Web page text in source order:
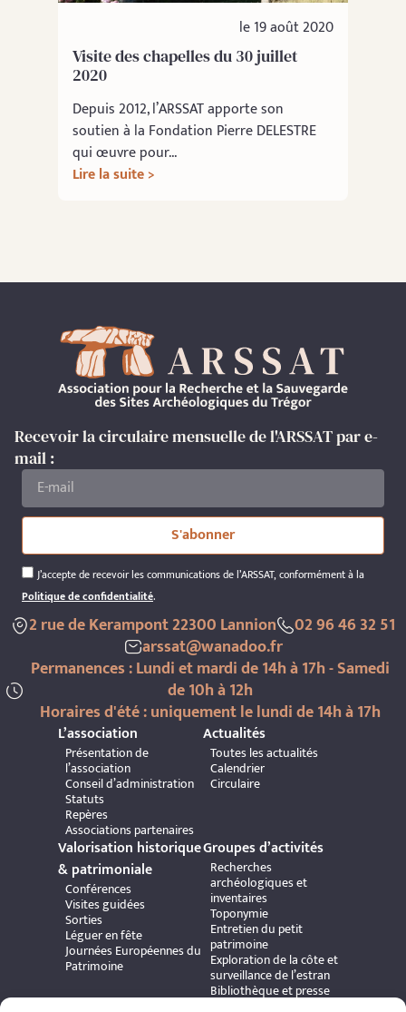
le 19 août 2020
Visite des chapelles du 30 juillet
2020
Depuis 2012, l’ARSSAT apporte son
soutien à la Fondation Pierre DELESTRE
qui œuvre pour...
Lire la suite >
Recevoir la circulaire mensuelle de l'ARSSAT par e-
mail :
J’accepte de recevoir les communications de l’ARSSAT, conformément à la
Politique de confidentialité.
S'abonner
2 rue de Kerampont 22300 Lannion
02 96 46 32 51
arssat@wanadoo.fr
Permanences : Lundi et mardi de 14h à 17h - Samedi
de 10h à 12h
Horaires d'été : uniquement le lundi de 14h à 17h
L’association
Présentation de
l’association
Conseil d’administration
Statuts
Repères
Associations partenaires
Actualités
Toutes les actualités
Calendrier
Circulaire
Valorisation historique
& patrimoniale
Conférences
Visites guidées
Sorties
Léguer en fête
Journées Européennes du
Patrimoine
Groupes d’activités
Recherches
archéologiques et
inventaires
Toponymie
Entretien du petit
patrimoine
Exploration de la côte et
surveillance de l’estran
Bibliothèque et presse